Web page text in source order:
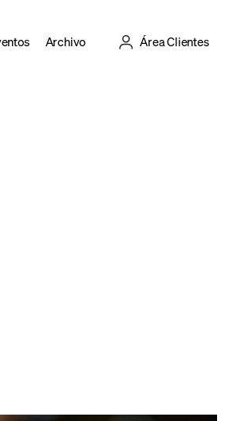
Archivo Área Clientes